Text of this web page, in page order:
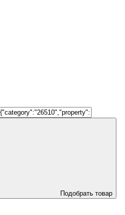
Подобрать товар